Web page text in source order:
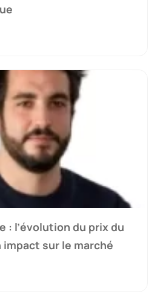
: l’évolution du prix du
sur le marché